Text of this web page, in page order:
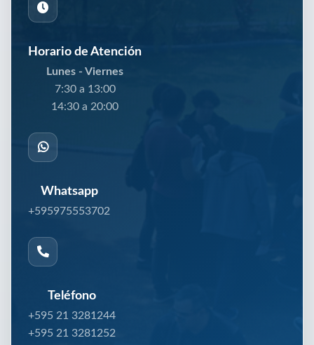
Horario de Atención
Lunes - Viernes
7:30 a 13:00
14:30 a 20:00
Whatsapp
+595975553702
Teléfono
+595 21 3281244
+595 21 3281252